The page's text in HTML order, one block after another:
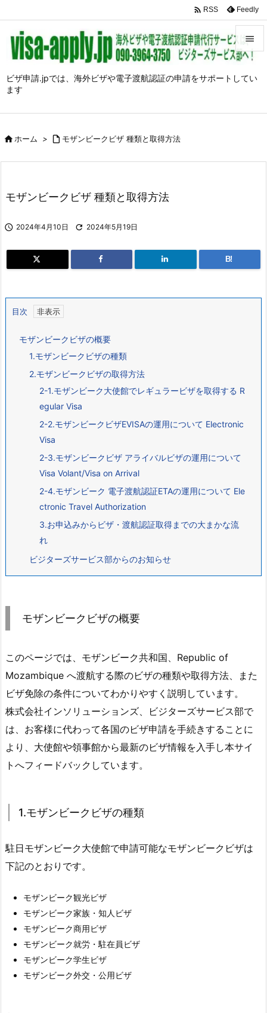
ビザ申請.jpでは、海外ビザや電子渡航認証の申請をサポートしてい
ます


メニュ
 RSS Feedly
ホーム >  モザンビークビザ 種類と取得方法
モザンビークビザ 種類と取得方法
 2024年4月10日  2024年5月19日
B!
目次
モザンビークビザの概要
1.モザンビークビザの種類
2.モザンビークビザの取得方法
2-1.モザンビーク大使館でレギュラービザを取得する R
egular Visa
2-2.モザンビークビザEVISAの運用について Electronic
Visa
2-3.モザンビークビザ アライバルビザの運用について
Visa Volant/Visa on Arrival
2-4.モザンビーク 電子渡航認証ETAの運用について Ele
ctronic Travel Authorization
3.お申込みからビザ・渡航認証取得までの大まかな流
れ
ビジターズサービス部からのお知らせ
モザンビークビザの概要
このページでは、モザンビーク共和国、Republic of
Mozambique へ渡航する際のビザの種類や取得方法、また
ビザ免除の条件についてわかりやすく説明しています。
株式会社インソリューションズ、ビジターズサービス部で
は、お客様に代わって各国のビザ申請を手続きすることに
より、大使館や領事館から最新のビザ情報を入手し本サイ
トへフィードバックしています。
1.モザンビークビザの種類
駐日モザンビーク大使館で申請可能なモザンビークビザは
下記のとおりです。
モザンビーク観光ビザ
モザンビーク家族・知人ビザ
モザンビーク商用ビザ
モザンビーク就労・駐在員ビザ
モザンビーク学生ビザ
モザンビーク外交・公用ビザ